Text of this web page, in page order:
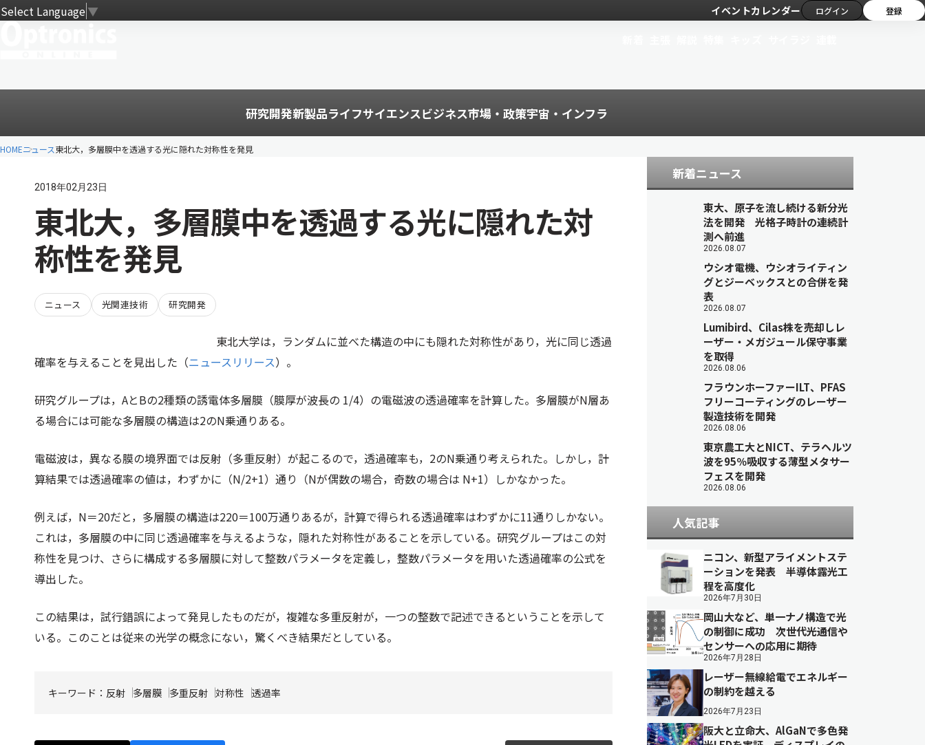
Select Language▼ イベントカレンダー ログイン 登録
研究開発新製品ライフサイエンスビジネス市場・政策宇宙・インフラ
HOMEニュース東北大，多層膜中を透過する光に隠れた対称性を発見
2018年02月23日
東北大，多層膜中を透過する光に隠れた対
称性を発見
ニュース 光関連技術 研究開発
東北大学は，ランダムに並べた構造の中にも隠れた対称性があり，光に同じ透過
確率を与えることを見出した（ニュースリリース）。
研究グループは，AとBの2種類の誘電体多層膜（膜厚が波長の 1/4）の電磁波の透過確率を計算した。多層膜がN層あ
る場合には可能な多層膜の構造は2のN乗通りある。
電磁波は，異なる膜の境界面では反射（多重反射）が起こるので，透過確率も，2のN乗通り考えられた。しかし，計
算結果では透過確率の値は，わずかに（N/2+1）通り（Nが偶数の場合，奇数の場合は N+1）しかなかった。
例えば，N＝20だと，多層膜の構造は220＝100万通りあるが，計算で得られる透過確率はわずかに11通りしかない。
これは，多層膜の中に同じ透過確率を与えるような，隠れた対称性があることを示している。研究グループはこの対
称性を見つけ、さらに構成する多層膜に対して整数パラメータを定義し，整数パラメータを用いた透過確率の公式を
導出した。
この結果は，試行錯誤によって発見したものだが，複雑な多重反射が，一つの整数で記述できるということを示して
いる。このことは従来の光学の概念にない，驚くべき結果だとしている。
キーワード： 反射 多層膜 多重反射 対称性 透過率
新着ニュース
東大、原子を流し続ける新分光
法を開発 光格子時計の連続計
測へ前進
2026.08.07
ウシオ電機、ウシオライティン
グとジーベックスとの合併を発
表
2026.08.07
Lumibird、Cilas株を売却しレ
ーザー・メガジュール保守事業
を取得
2026.08.06
フラウンホーファーILT、PFAS
フリーコーティングのレーザー
製造技術を開発
2026.08.06
東京農工大とNICT、テラヘルツ
波を95％吸収する薄型メタサー
フェスを開発
2026.08.06
人気記事
ニコン、新型アライメントステ
ーションを発表 半導体露光工
程を高度化
2026年7月30日
岡山大など、単一ナノ構造で光
の制御に成功 次世代光通信や
センサーへの応用に期待
2026年7月28日
レーザー無線給電でエネルギー
の制約を越える
2026年7月23日
阪大と立命大、AlGaNで多色発